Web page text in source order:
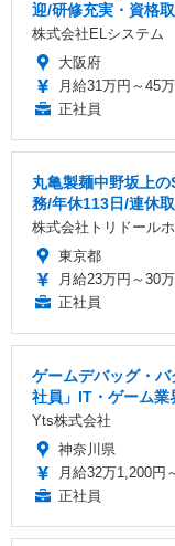
迎/研修充実・資格
株式会社ELシステム
大阪府
月給31万円～45
正社員
丸亀製麺中野坂上
務/年休113日/連休
株式会社トリドール
東京都
月給23万円～30
正社員
ゲームデバッグ・
社員」IT・ゲーム業
Yts株式会社
神奈川県
月給32万1,200円
正社員